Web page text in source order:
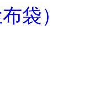
袋）